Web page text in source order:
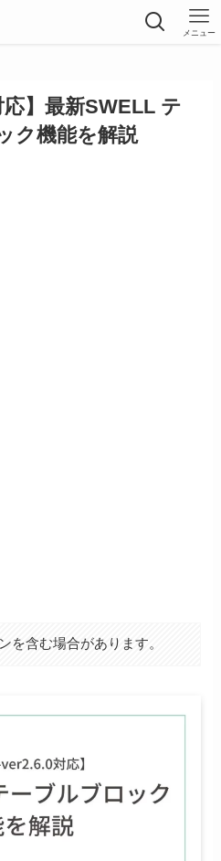
メニュー
応】最新SWELL テ
ク機能を解説
を含む場合があります。